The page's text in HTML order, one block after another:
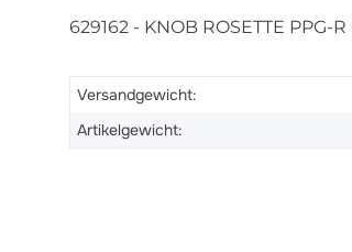
629162 - KNOB ROSETTE PPG-
Versandgewicht:
Artikelgewicht: